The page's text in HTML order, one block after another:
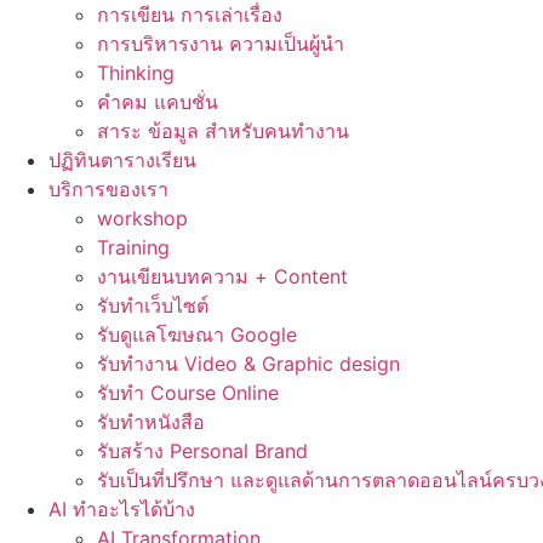
การเขียน การเล่าเรื่อง
การบริหารงาน ความเป็นผู้นำ
Thinking
คำคม แคบชั่น
สาระ ข้อมูล สำหรับคนทำงาน
ปฏิทินตารางเรียน
บริการของเรา
workshop
Training
งานเขียนบทความ + Content
รับทำเว็บไซต์
รับดูแลโฆษณา Google
รับทำงาน Video & Graphic design
รับทำ Course Online
รับทำหนังสือ
รับสร้าง Personal Brand
รับเป็นที่ปรึกษา และดูแลด้านการตลาดออนไลน์ครบว
AI ทำอะไรได้บ้าง
AI Transformation